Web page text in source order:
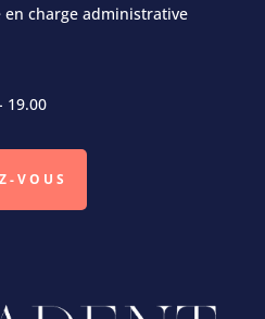
charge administrative
19.00
VOUS